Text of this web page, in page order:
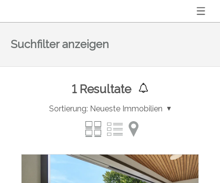
Suchfilter anzeigen
1Resultate
Sortierung: Neueste Immobilien